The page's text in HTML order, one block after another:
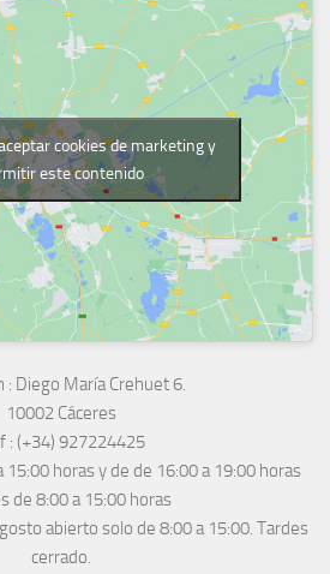
cookies de marketing y
este contenido
: Diego María Crehuet 6.
10002 Cáceres
: (+34) 927224425
15:00 horas y de de 16:00 a 19:00 horas
de 8:00 a 15:00 horas
abierto solo de 8:00 a 15:00. Tardes
cerrado.